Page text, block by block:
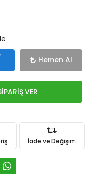
Hemen Al
VER
İade ve Değişim